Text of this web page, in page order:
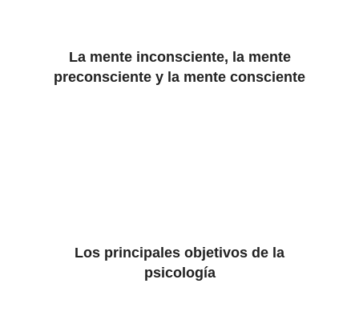
La mente inconsciente, la mente
preconsciente y la mente consciente
Los principales objetivos de la
psicología